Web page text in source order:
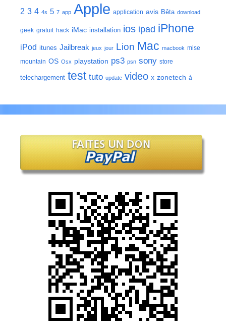
2 3 4 4s 5 7 app Apple application avis Bêta download
geek gratuit hack iMac installation ios ipad iPhone
iPod itunes Jailbreak jeux jour Lion Mac macbook mise
mountain OS Osx playstation ps3 psn sony store
telechargement test tuto update video x zonetech à